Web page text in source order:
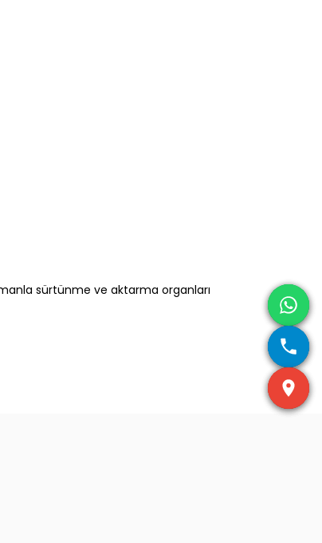
sürtünme ve aktarma organları